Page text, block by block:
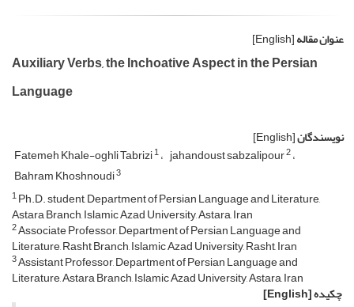
عنوان مقاله[English]
Auxiliary Verbs, the Inchoative Aspect in the Persian
Language
نویسندگان[English]
Fatemeh Khale-oghli Tabrizi1 jahandoust sabzalipour2
Bahram Khoshnoudi3
1Ph.D. student, Department of Persian Language and Literature,
Astara Branch, Islamic Azad University, Astara, Iran
2Associate Professor, Department of Persian Language and
Literature, Rasht Branch, Islamic Azad University, Rasht, Iran
3Assistant Professor, Department of Persian Language and
Literature, Astara Branch, Islamic Azad University, Astara, Iran
چکیده[English]